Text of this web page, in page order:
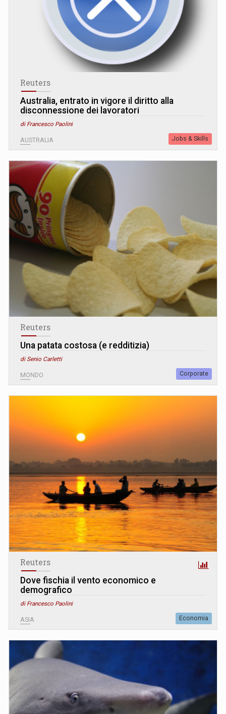
Reuters
Australia, entrato in vigore il diritto alla
disconnessione dei lavoratori
di Francesco Paolini
AUSTRALIA Jobs & Skills
Reuters
Una patata costosa (e redditizia)
di Senio Carletti
MONDO Corporate
Reuters
Dove fischia il vento economico e
demografico
di Francesco Paolini
ASIA Economia